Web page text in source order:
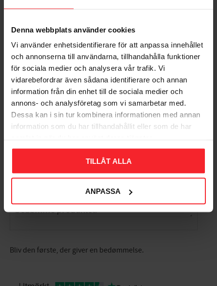
Denna webbplats använder cookies
Vi använder enhetsidentifierare för att anpassa innehållet
och annonserna till användarna, tillhandahålla funktioner
för sociala medier och analysera vår trafik. Vi
vidarebefordrar även sådana identifierare och annan
information från din enhet till de sociala medier och
annons- och analysföretag som vi samarbetar med.
Dessa kan i sin tur kombinera informationen med annan
information som du har tillhandahållit eller som de har
TILLÅT ALLA
ANPASSA
Bliv den første, der giver en bedømmelse.
Spånpladeskrue FZB
4,2x55mm 500stk Fast
285143
125
Gem som favorit